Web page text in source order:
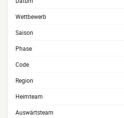
Wettbewerb
Saison
Phase
Code
Region
Heimteam
Auswärtsteam